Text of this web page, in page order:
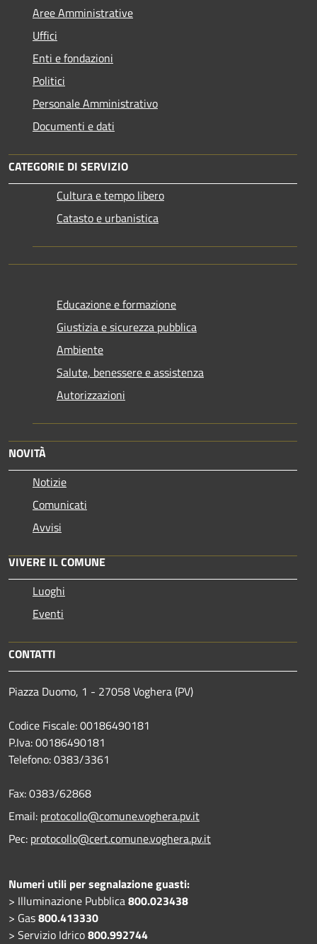
Aree Amministrative
Uffici
Enti e fondazioni
Politici
Personale Amministrativo
Documenti e dati
CATEGORIE DI SERVIZIO
Cultura e tempo libero
Catasto e urbanistica
Educazione e formazione
Giustizia e sicurezza pubblica
Ambiente
Salute, benessere e assistenza
Autorizzazioni
NOVITÀ
Notizie
Comunicati
Avvisi
VIVERE IL COMUNE
Luoghi
Eventi
CONTATTI
Piazza Duomo, 1 - 27058 Voghera (PV)
Codice Fiscale: 00186490181
P.Iva: 00186490181
Telefono:0383/3361
Fax:0383/62868
Email: protocollo@comune.voghera.pv.it
Pec: protocollo@cert.comune.voghera.pv.it
Numeri utili per segnalazione guasti:
> Illuminazione Pubblica800.023438
> Gas800.413330
> Servizio Idrico800.992744